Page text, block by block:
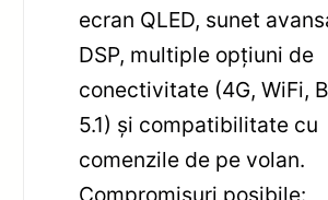
ecran QLED, sunet
DSP, multiple opțiuni de
conectivitate (4G, WiFi,
5.1) și compatibilitate cu
comenzile de pe volan.
Compromisuri posibile: